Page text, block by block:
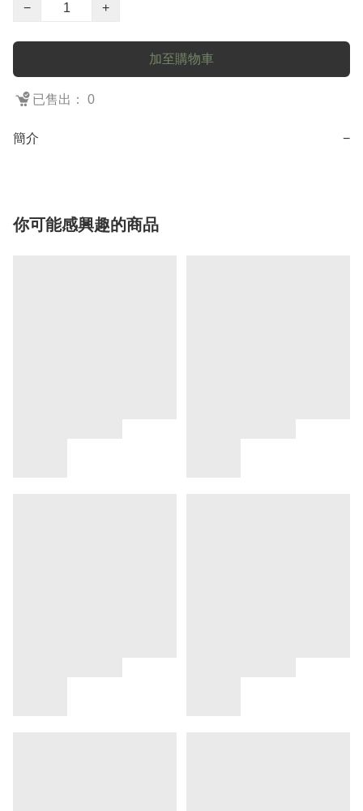
−
+
加至購物車
已售出： 0
簡介 −
你可能感興趣的商品